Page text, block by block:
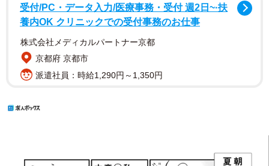
受付/PC・データ入力/医療事務・受付 週2日~·扶
養内OK クリニックでの受付事務のお仕事
株式会社メディカルパートナー京都
京都府 京都市
派遣社員：時給1,290円～1,350円